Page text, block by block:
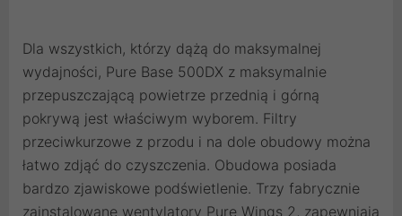
Dla wszystkich, którzy dążą do maksymalnej
wydajności, Pure Base 500DX z maksymalnie
przepuszczającą powietrze przednią i górną
pokrywą jest właściwym wyborem. Filtry
przeciwkurzowe z przodu i na dole obudowy można
łatwo zdjąć do czyszczenia. Obudowa posiada
bardzo zjawiskowe podświetlenie. Trzy fabrycznie
zainstalowane wentylatory Pure Wings 2, zapewniają